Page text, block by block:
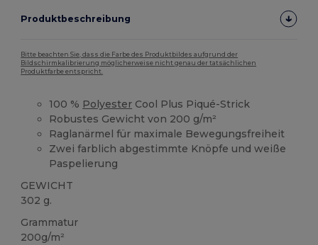
Produktbeschreibung
Bitte beachten Sie, dass die Farbe des Produktbildes aufgrund der
Bildschirmkalibrierung möglicherweise nicht genau der tatsächlichen
Produktfarbe entspricht.
100 % Polyester Cool Plus Piqué-Strick
Robustes Gewicht von 200 g/m²
Raglanärmel für maximale Bewegungsfreiheit
Zwei farblich abgestimmte Knöpfe und weiße
Paspelierung
GEWICHT
302 g.
Grammatur
200g/m²